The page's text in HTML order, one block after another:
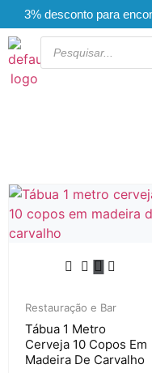
3% desconto para
Restauração e Bar
Tábua 1 Metro
Cerveja 10 Copos Em
Madeira De Carvalho